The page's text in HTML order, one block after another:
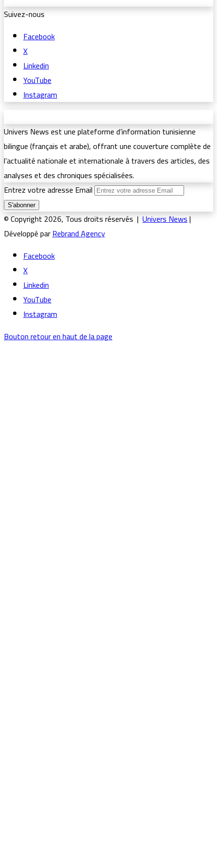
Suivez-nous
Facebook
X
Linkedin
YouTube
Instagram
Univers News est une plateforme d’information tunisienne
bilingue (français et arabe), offrant une couverture complète de
l’actualité nationale et internationale à travers des articles, des
analyses et des chroniques spécialisées.
Entrez votre adresse Email
© Copyright 2026, Tous droits réservés |Univers News|
Développé parRebrand Agency
Facebook
X
Linkedin
YouTube
Instagram
Bouton retour en haut de la page